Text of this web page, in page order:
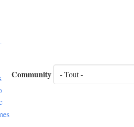
Community